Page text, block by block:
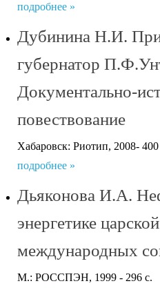
подробнее »
Дубинина Н.И.
губернатор
Документально-
повествование
Хабаровск: Риотип, 2008- 400
подробнее »
Дьяконова И.А.
энергетике
международных
М.: РОССПЭН, 1999 - 296 с.